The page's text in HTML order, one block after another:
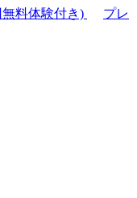
料体験付き) プレ